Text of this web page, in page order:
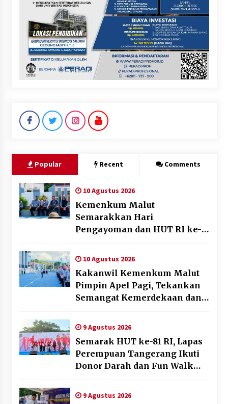
Popular Recent Comments
10 Agustus 2026
Kemenkum Malut
Semarakkan Hari
Pengayoman dan HUT RI ke-
Gawang Mini Dangdut
10 Agustus 2026
Kakanwil Kemenkum Malut
Pimpin Apel Pagi, Tekankan
Semangat Kemerdekaan dan
Publik
9 Agustus 2026
Semarak HUT ke-81 RI, Lapas
Perempuan Tangerang Ikuti
Donor Darah dan Fun Walk
Pemasyarakatan
9 Agustus 2026